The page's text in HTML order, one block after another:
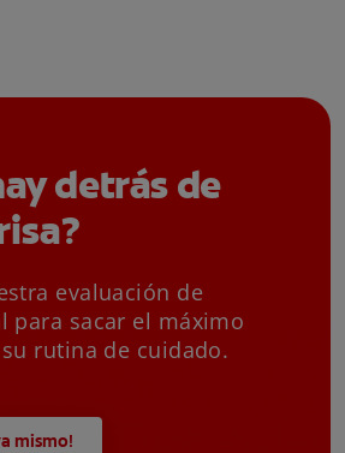
detrás de
evaluación de
para sacar el máximo
rutina de cuidado.
mismo!